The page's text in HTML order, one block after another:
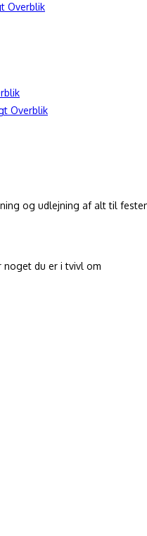
Overblik
Overblik
noget du er i tvivl om